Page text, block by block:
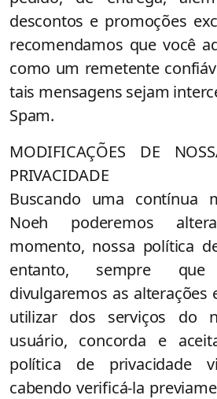
descontos e promoções
recomendamos que você
como um remetente
tais mensagens sejam
Spam.
MODIFICAÇÕES DE
PRIVACIDADE
Buscando uma contínua
Noeh poderemos
momento, nossa política
entanto, sempre
divulgaremos as alterações
utilizar dos serviços do
usuário, concorda e
política de privacidade
cabendo verificá-la